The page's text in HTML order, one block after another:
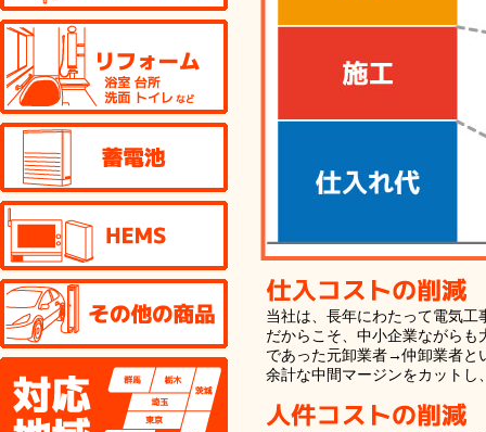
当社は、長年にわたって電気
だからこそ、中小企業ながら
であった元卸業者→仲卸業者と
余計な中間マージンをカットし
リフォーム
その他の商品
対応地域